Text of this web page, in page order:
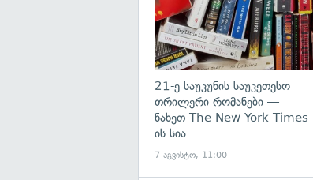
21-ე საუკუნის საუკეთესო
თრილერი რომანები —
ნახეთ The New York Times-
ის სია
7 აგვისტო, 11:00